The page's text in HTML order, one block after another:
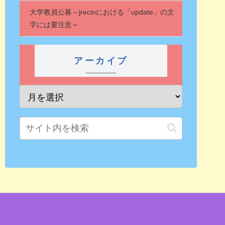
大学教員公募～jrecinにおける「update」の文
字には要注意～
アーカイブ